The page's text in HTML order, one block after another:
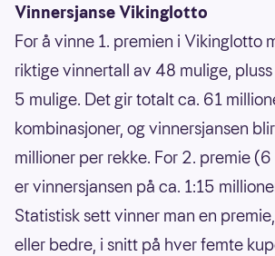
Vinnersjanse Vikinglotto
For å vinne 1. premien i Vikinglotto
riktige vinnertall av 48 mulige,
5 mulige. Det gir totalt ca. 61
kombinasjoner, og vinnersjansen
millioner per rekke. For 2. premie
er vinnersjansen på ca. 1:15
Statistisk sett vinner man en
eller bedre, i snitt på hver femte